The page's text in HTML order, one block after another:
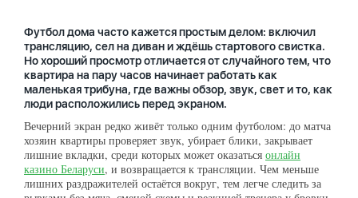
Футбол дома часто кажется простым делом: включил
трансляцию, сел на диван и ждёшь стартового свистка.
Но хороший просмотр отличается от случайного тем, что
квартира на пару часов начинает работать как
маленькая трибуна, где важны обзор, звук, свет и то, как
люди расположились перед экраном.
Вечерний экран редко живёт только одним футболом: до матча
хозяин квартиры проверяет звук, убирает блики, закрывает
лишние вкладки, среди которых может оказаться онлайн
казино Беларуси, и возвращается к трансляции. Чем меньше
лишних раздражителей остаётся вокруг, тем легче следить за